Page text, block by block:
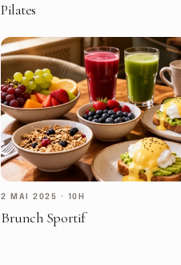
Pilates
2 MAI 2025 · 10H
Brunch Sportif